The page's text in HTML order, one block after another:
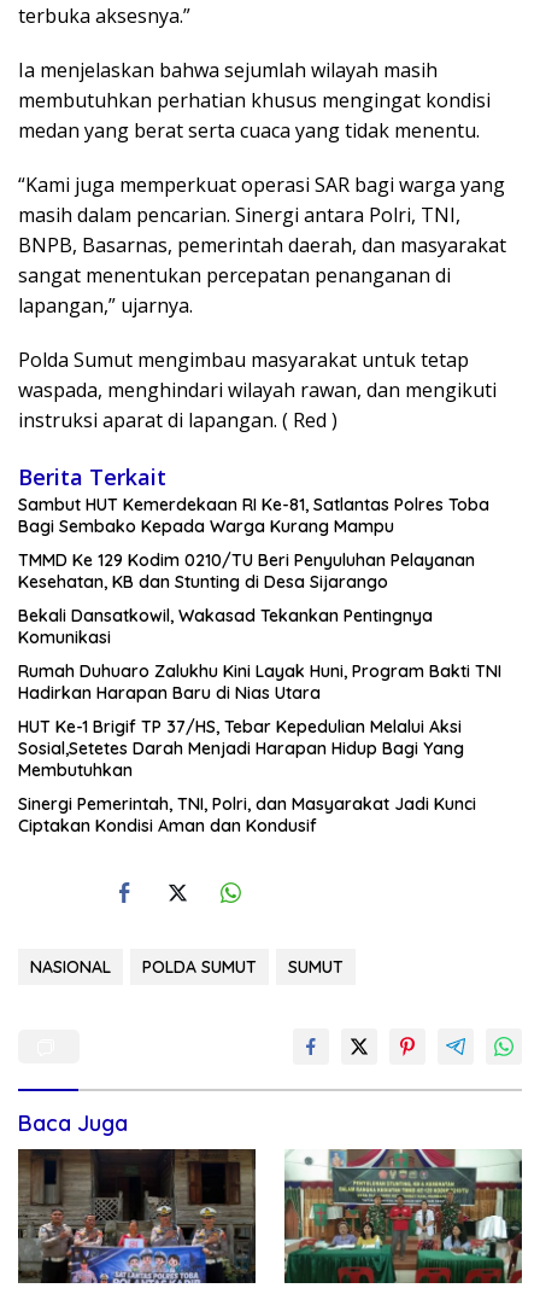
terbuka aksesnya.”
Ia menjelaskan bahwa sejumlah wilayah masih
membutuhkan perhatian khusus mengingat kondisi
medan yang berat serta cuaca yang tidak menentu.
“Kami juga memperkuat operasi SAR bagi warga yang
masih dalam pencarian. Sinergi antara Polri, TNI,
BNPB, Basarnas, pemerintah daerah, dan masyarakat
sangat menentukan percepatan penanganan di
lapangan,” ujarnya.
Polda Sumut mengimbau masyarakat untuk tetap
waspada, menghindari wilayah rawan, dan mengikuti
instruksi aparat di lapangan. ( Red )
Berita Terkait
Sambut HUT Kemerdekaan RI Ke-81, Satlantas Polres Toba
Bagi Sembako Kepada Warga Kurang Mampu
TMMD Ke 129 Kodim 0210/TU Beri Penyuluhan Pelayanan
Kesehatan, KB dan Stunting di Desa Sijarango
Bekali Dansatkowil, Wakasad Tekankan Pentingnya
Komunikasi
Rumah Duhuaro Zalukhu Kini Layak Huni, Program Bakti TNI
Hadirkan Harapan Baru di Nias Utara
HUT Ke-1 Brigif TP 37/HS, Tebar Kepedulian Melalui Aksi
Sosial,Setetes Darah Menjadi Harapan Hidup Bagi Yang
Membutuhkan
Sinergi Pemerintah, TNI, Polri, dan Masyarakat Jadi Kunci
Ciptakan Kondisi Aman dan Kondusif
NASIONAL POLDA SUMUT SUMUT
Baca Juga